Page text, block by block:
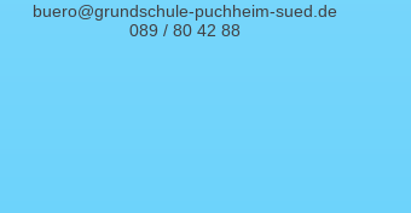
buero@grundschule-puchheim-sued.de
089 / 80 42 88